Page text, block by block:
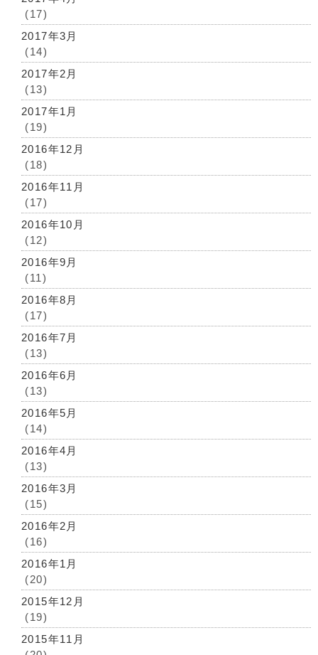
(17)
2017年3月
(14)
2017年2月
(13)
2017年1月
(19)
2016年12月
(18)
2016年11月
(17)
2016年10月
(12)
2016年9月
(11)
2016年8月
(17)
2016年7月
(13)
2016年6月
(13)
2016年5月
(14)
2016年4月
(13)
2016年3月
(15)
2016年2月
(16)
2016年1月
(20)
2015年12月
(19)
2015年11月